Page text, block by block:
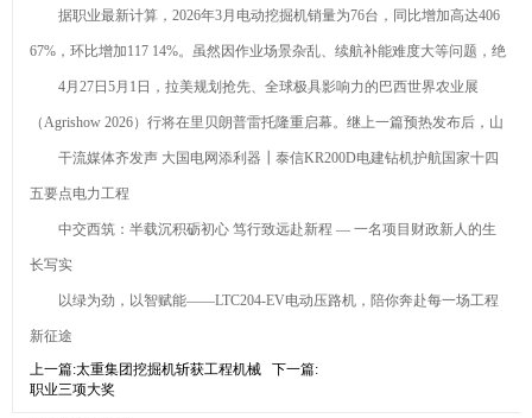
据职业最新计算，2026年3月电动挖掘机销量为76台，同比增加高达406
67%，环比增加117 14%。虽然因作业场景杂乱、续航补能难度大等问题，绝
4月27日5月1日，拉美规划抢先、全球极具影响力的巴西世界农业展
（Agrishow 2026）行将在里贝朗普雷托隆重启幕。继上一篇预热发布后，山
干流媒体齐发声 大国电网添利器┃泰信KR200D电建钻机护航国家十四
五要点电力工程
中交西筑：半载沉积砺初心 笃行致远赴新程 — 一名项目财政新人的生
长写实
以绿为劲，以智赋能——LTC204-EV电动压路机，陪你奔赴每一场工程
新征途
上一篇:太重集团挖掘机斩获工程机械
职业三项大奖
下一篇: